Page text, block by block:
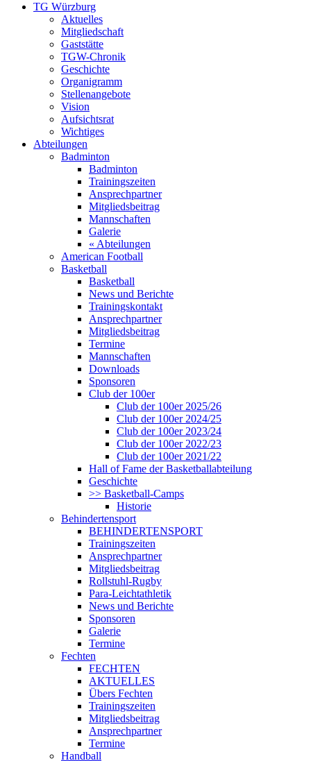
TG Würzburg
Aktuelles
Mitgliedschaft
Gaststätte
TGW-Chronik
Geschichte
Organigramm
Stellenangebote
Vision
Aufsichtsrat
Wichtiges
Abteilungen
Badminton
Badminton
Trainingszeiten
Ansprechpartner
Mitgliedsbeitrag
Mannschaften
Galerie
« Abteilungen
American Football
Basketball
Basketball
News und Berichte
Trainingskontakt
Ansprechpartner
Mitgliedsbeitrag
Termine
Mannschaften
Downloads
Sponsoren
Club der 100er
Club der 100er 2025/26
Club der 100er 2024/25
Club der 100er 2023/24
Club der 100er 2022/23
Club der 100er 2021/22
Hall of Fame der Basketballabteilung
Geschichte
>> Basketball-Camps
Historie
Behindertensport
BEHINDERTENSPORT
Trainingszeiten
Ansprechpartner
Mitgliedsbeitrag
Rollstuhl-Rugby
Para-Leichtathletik
News und Berichte
Sponsoren
Galerie
Termine
Fechten
FECHTEN
AKTUELLES
Übers Fechten
Trainingszeiten
Mitgliedsbeitrag
Ansprechpartner
Termine
Handball